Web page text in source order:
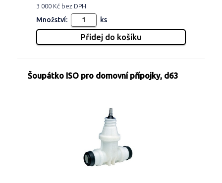
3 000 Kč bez DPH
Množství: ks
Šoupátko ISO pro domovní přípojky, d63